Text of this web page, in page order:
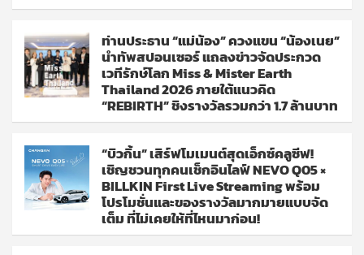
ท่านประธาน “แม่น้อง” ควงแขน “น้องเนย”
นำทัพสปอนเซอร์ แถลงข่าวจัดประกวด
เวทีรักษ์โลก Miss & Mister Earth
Thailand 2026 ภายใต้แนวคิด
“REBIRTH” ชิงรางวัลรวมกว่า 1.7 ล้านบาท
“บิวกิ้น” เสิร์ฟโมเมนต์สุดเอ็กซ์คลูซีฟ!
เชิญชวนทุกคนเช็กอินไลฟ์ NEVO Q05 ×
BILLKIN First Live Streaming พร้อม
โปรโมชั่นและของรางวัลมากมายแบบจัด
เต็ม ที่ไม่เคยให้ที่ไหนมาก่อน!